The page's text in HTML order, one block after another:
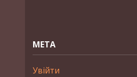
МЕТА
Увійти